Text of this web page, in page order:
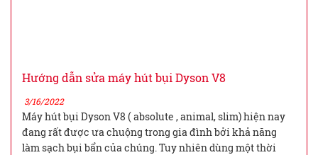
Hướng dẫn sửa máy hút bụi Dyson V8
3/16/2022
Máy hút bụi Dyson V8 ( absolute , animal, slim) hiện nay
đang rất được ưa chuộng trong gia đình bởi khả năng
làm sạch bụi bẩn của chúng. Tuy nhiên dùng một thời